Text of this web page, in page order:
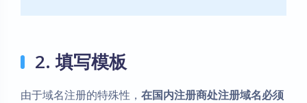
2. 填写模板
由于域名注册的特殊性， 在国内注册商处注册域名必须